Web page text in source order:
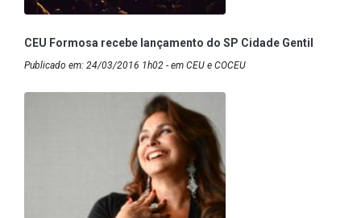
CEU Formosa recebe lançamento do SP Cidade Gentil
Publicado em: 24/03/2016 1h02 - em CEU e COCEU